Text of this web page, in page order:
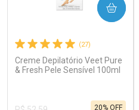
Ativar Desconto
(27)
Creme Depilatório Veet Pure
& Fresh Pele Sensível 100ml
20% OFF
COMPRAR